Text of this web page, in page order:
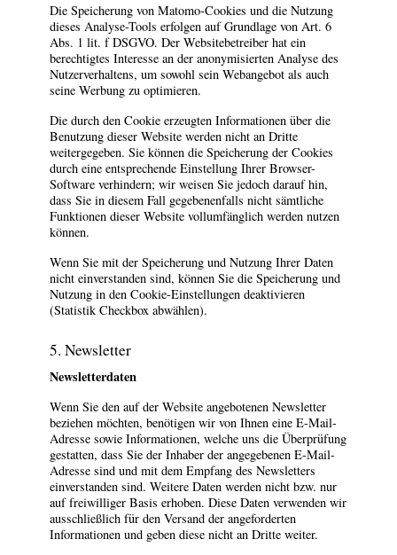
Die Speicherung von Matomo-Cookies und die Nutzung
dieses Analyse-Tools erfolgen auf Grundlage von Art. 6
Abs. 1 lit. f DSGVO. Der Websitebetreiber hat ein
berechtigtes Interesse an der anonymisierten Analyse des
Nutzerverhaltens, um sowohl sein Webangebot als auch
seine Werbung zu optimieren.
Die durch den Cookie erzeugten Informationen über die
Benutzung dieser Website werden nicht an Dritte
weitergegeben. Sie können die Speicherung der Cookies
durch eine entsprechende Einstellung Ihrer Browser-
Software verhindern; wir weisen Sie jedoch darauf hin,
dass Sie in diesem Fall gegebenenfalls nicht sämtliche
Funktionen dieser Website vollumfänglich werden nutzen
können.
Wenn Sie mit der Speicherung und Nutzung Ihrer Daten
nicht einverstanden sind, können Sie die Speicherung und
Nutzung in den Cookie-Einstellungen deaktivieren
(Statistik Checkbox abwählen).
5. Newsletter
Newsletterdaten
Wenn Sie den auf der Website angebotenen Newsletter
beziehen möchten, benötigen wir von Ihnen eine E-Mail-
Adresse sowie Informationen, welche uns die Überprüfung
gestatten, dass Sie der Inhaber der angegebenen E-Mail-
Adresse sind und mit dem Empfang des Newsletters
einverstanden sind. Weitere Daten werden nicht bzw. nur
auf freiwilliger Basis erhoben. Diese Daten verwenden wir
ausschließlich für den Versand der angeforderten
Informationen und geben diese nicht an Dritte weiter.